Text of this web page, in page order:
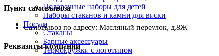
Подарочные наборы для детей
Наборы стаканов и камни для виски
Посуда
Стаканы
Барные аксессуары
Термокружки с логотипом
Пункт самовывоза
Самовывоз по адресу: Масляный переулок, д.8Ж
Реквизиты компании